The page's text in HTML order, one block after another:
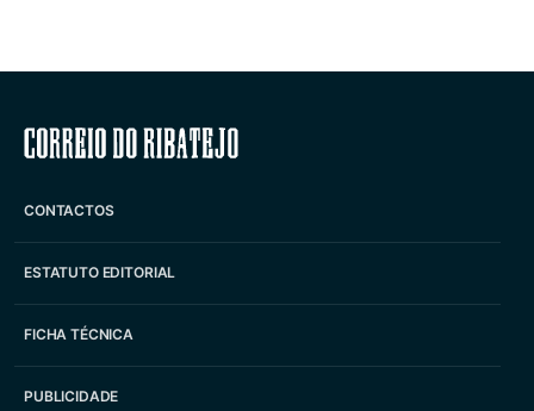
Correio do Ribatejo
CONTACTOS
ESTATUTO EDITORIAL
FICHA TÉCNICA
PUBLICIDADE